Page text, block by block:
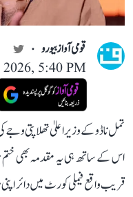
قومی آواز بیورو
5:40 PM
تمل ناڈو کے وزیر اعلیٰ تھلاپتی
اس کے ساتھ ہی یہ مقدمہ بھی ختم
قریب واقع فیملی کورٹ میں دائر